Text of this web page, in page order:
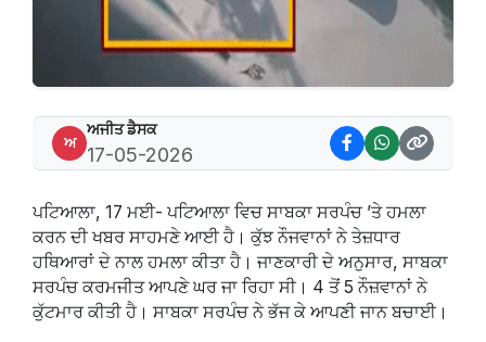
ਅ
ਅਜੀਤ ਡੈਸਕ
17-05-2026
ਪਟਿਆਲਾ, 17 ਮਈ- ਪਟਿਆਲਾ ਵਿਚ ਸਾਬਕਾ ਸਰਪੰਚ ’ਤੇ ਹਮਲਾ
ਕਰਨ ਦੀ ਖਬਰ ਸਾਹਮਣੇ ਆਈ ਹੈ। ਕੁੱਝ ਨੌਜਵਾਨਾਂ ਨੇ ਤੇਜ਼ਧਾਰ
ਹਥਿਆਰਾਂ ਦੇ ਨਾਲ ਹਮਲਾ ਕੀਤਾ ਹੈ। ਜਾਣਕਾਰੀ ਦੇ ਅਨੁਸਾਰ, ਸਾਬਕਾ
ਸਰਪੰਚ ਕਰਮਜੀਤ ਆਪਣੇ ਘਰ ਜਾ ਰਿਹਾ ਸੀ। 4 ਤੋਂ 5 ਨੌਜ਼ਵਾਨਾਂ ਨੇ
ਕੁੱਟਮਾਰ ਕੀਤੀ ਹੈ। ਸਾਬਕਾ ਸਰਪੰਚ ਨੇ ਭੱਜ ਕੇ ਆਪਣੀ ਜਾਨ ਬਚਾਈ।